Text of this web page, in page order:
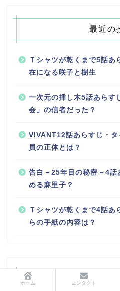
最近の
Ｔシャツが乾くまで5話あ
在になる咲子と樹生
一次元の挿し木5話あらす
会」の信者だった？
VIVANT12話あらすじ・
員の正体とは？
告白－25年目の秘密－4話
める麻里子？
Ｔシャツが乾くまで4話あ
らの手紙の内容は？
最近のコ
ホーム コンタクト